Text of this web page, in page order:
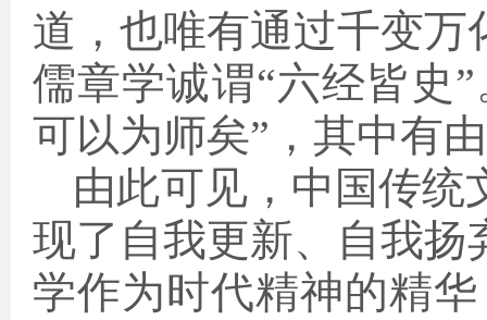
道，也唯有通过千变万
儒章学诚谓“六经皆史
可以为师矣”，其中有
由此可见，中国传统
现了自我更新、自我扬
学作为时代精神的精